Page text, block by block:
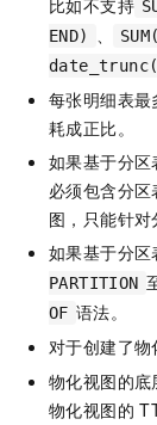
比如不支持
END)
、
每张明细表最
耗成正比。
如果基于分
必须包含分
图，只能针对
如果基于分
PARTITION
OF 语法。
对于创建了
物化视图的底
物化视图的